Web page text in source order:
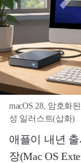
macOS 28, 암호화
성 일러스트(삽화)
애플이 내년 출
장(Mac OS